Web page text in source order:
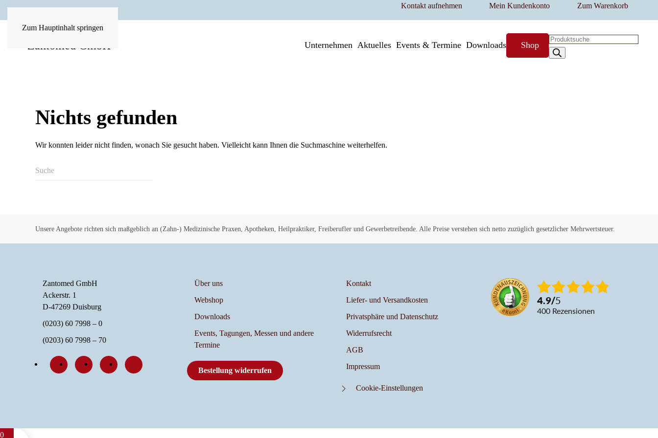
Zum Hauptinhalt springen
Kontakt aufnehmen Mein Kundenkonto Zum Warenkorb
Unternehmen Aktuelles Events & Termine Downloads Shop
Products
search
Nichts gefunden
Wir konnten leider nicht finden, wonach Sie gesucht haben. Vielleicht kann Ihnen die Suchmaschine weiterhelfen.
Unsere Angebote richten sich maßgeblich an (Zahn-) Medizinische Praxen, Apotheken, Heilpraktiker, Freiberufler und Gewerbetreibende. Alle Preise verstehen sich netto zuzüglich gesetzlicher Mehrwertsteuer.
Zantomed GmbH
Ackerstr. 1
D-47269 Duisburg
(0203) 60 7998 – 0
(0203) 60 7998 – 70
Über uns
Webshop
Downloads
Events, Tagungen, Messen und andere
Termine
Bestellung widerrufen
Kontakt
Liefer- und Versandkosten
Privatsphäre und Datenschutz
Widerrufsrecht
AGB
Impressum
Cookie-Einstellungen
4.9/5
400 Rezensionen
0